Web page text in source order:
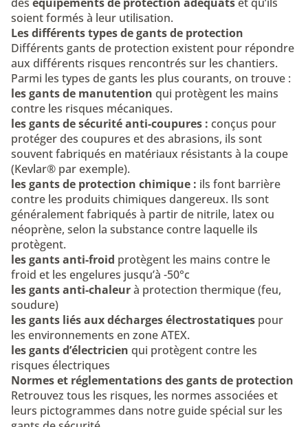
soient formés à leur utilisation.
Les différents types de gants de protection
Différents gants de protection existent pour répondre
aux différents risques rencontrés sur les chantiers.
Parmi les types de gants les plus courants, on trouve :
les gants de manutention qui protègent les mains
contre les risques mécaniques.
les gants de sécurité anti-coupures : conçus pour
protéger des coupures et des abrasions, ils sont
souvent fabriqués en matériaux résistants à la coupe
(Kevlar® par exemple).
les gants de protection chimique : ils font barrière
contre les produits chimiques dangereux. Ils sont
généralement fabriqués à partir de nitrile, latex ou
néoprène, selon la substance contre laquelle ils
protègent.
les gants anti-froid protègent les mains contre le
froid et les engelures jusqu’à -50°c
les gants anti-chaleurà protection thermique (feu,
soudure)
les gants liés aux décharges électrostatiques pour
les environnements en zone ATEX.
les gants d’électricien qui protègent contre les
risques électriques
Normes et réglementations des gants de protection
Retrouvez tous les risques, les normes associées et
leurs pictogrammes dans notre guide spécial sur les